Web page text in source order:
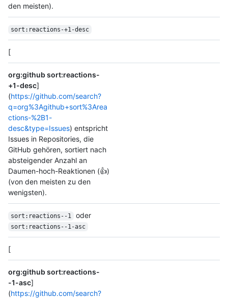
den meisten).
sort:reactions-+1-desc
[
org:github sort:reactions-
+1-desc]
(https://github.com/search?
q=org%3Agithub+sort%3Area
ctions-%2B1-
desc&type=Issues) entspricht
Issues in Repositories, die
GitHub gehören, sortiert nach
absteigender Anzahl an
Daumen-hoch-Reaktionen (👍)
(von den meisten zu den
wenigsten).
sort:reactions--1 oder
sort:reactions--1-asc
[
org:github sort:reactions-
-1-asc]
(https://github.com/search?